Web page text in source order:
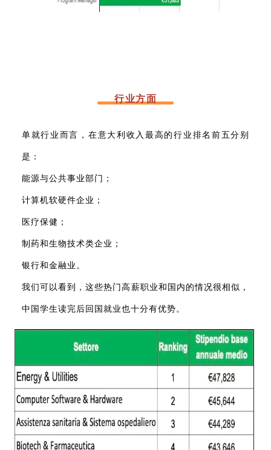
行业方面
单就行业而言，在意大利收入最高的行业排名前五分别
是：
能源与公共事业部门；
计算机软硬件企业；
医疗保健；
制药和生物技术类企业；
银行和金融业。
我们可以看到，这些热门高薪职业和国内的情况很相似，
中国学生读完后回国就业也十分有优势。